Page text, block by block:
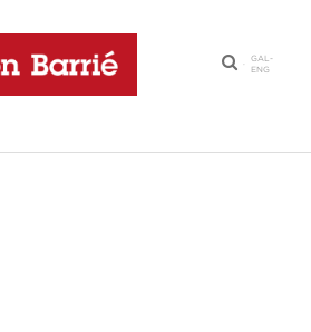
·
GAL-
ENG